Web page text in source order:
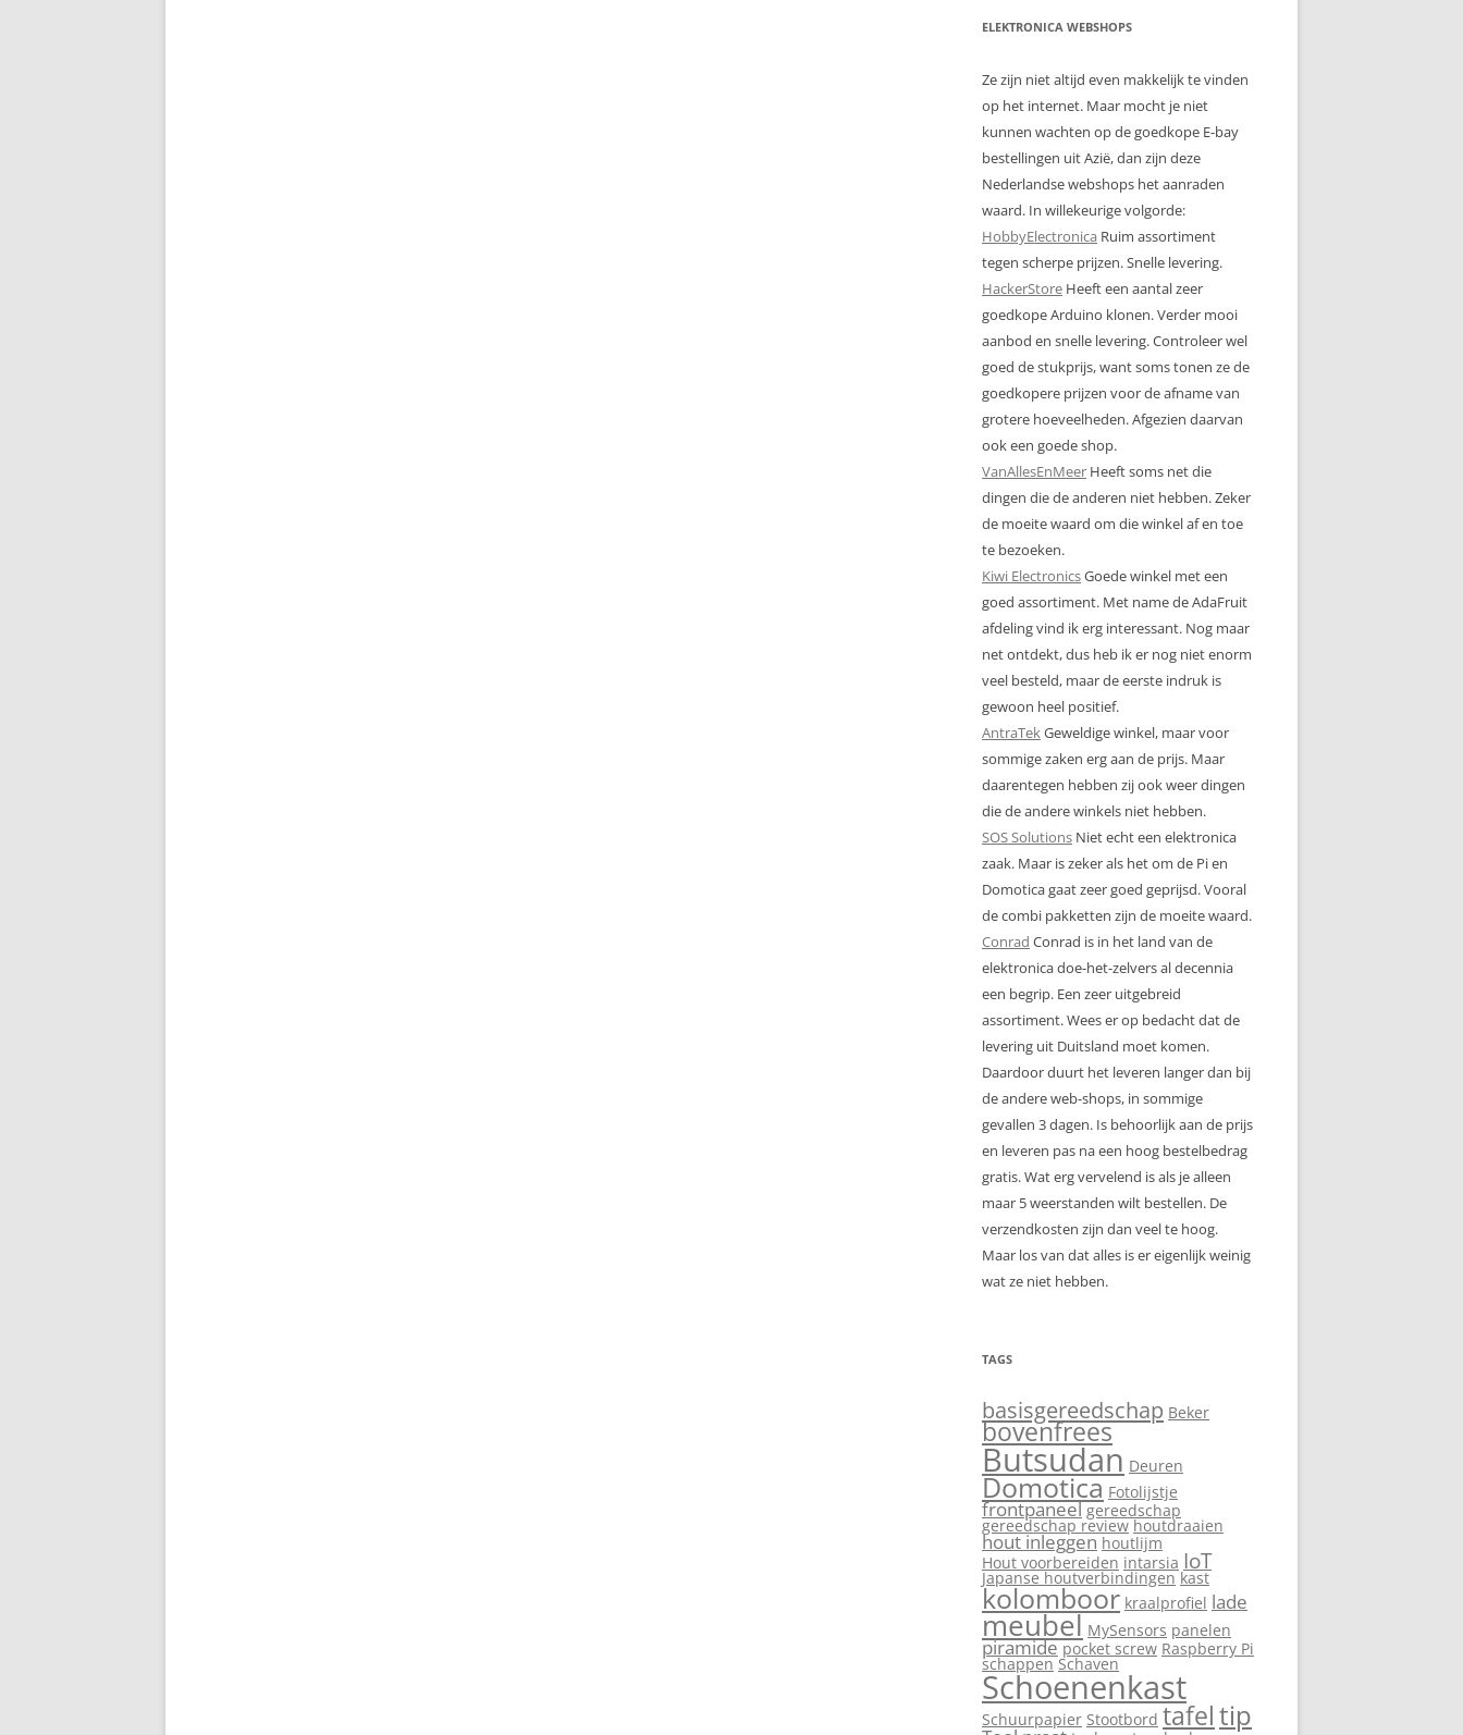
ELEKTRONICA WEBSHOPS
Ze zijn niet altijd even makkelijk te vinden
op het internet. Maar mocht je niet
kunnen wachten op de goedkope E-bay
bestellingen uit Azië, dan zijn deze
Nederlandse webshops het aanraden
waard. In willekeurige volgorde:
HobbyElectronica Ruim assortiment
tegen scherpe prijzen. Snelle levering.
HackerStore Heeft een aantal zeer
goedkope Arduino klonen. Verder mooi
aanbod en snelle levering. Controleer wel
goed de stukprijs, want soms tonen ze de
goedkopere prijzen voor de afname van
grotere hoeveelheden. Afgezien daarvan
ook een goede shop.
VanAllesEnMeer Heeft soms net die
dingen die de anderen niet hebben. Zeker
de moeite waard om die winkel af en toe
te bezoeken.
Kiwi ElectronicsGoede winkel met een
goed assortiment. Met name de AdaFruit
afdeling vind ik erg interessant. Nog maar
net ontdekt, dus heb ik er nog niet enorm
veel besteld, maar de eerste indruk is
gewoon heel positief.
AntraTekGeweldige winkel, maar voor
sommige zaken erg aan de prijs. Maar
daarentegen hebben zij ook weer dingen
die de andere winkels niet hebben.
SOS Solutions Niet echt een elektronica
zaak. Maar is zeker als het om de Pi en
Domotica gaat zeer goed geprijsd. Vooral
de combi pakketten zijn de moeite waard.
Conrad Conrad is in het land van de
elektronica doe-het-zelvers al decennia
een begrip. Een zeer uitgebreid
assortiment. Wees er op bedacht dat de
levering uit Duitsland moet komen.
Daardoor duurt het leveren langer dan bij
de andere web-shops, in sommige
gevallen 3 dagen. Is behoorlijk aan de prijs
en leveren pas na een hoog bestelbedrag
gratis. Wat erg vervelend is als je alleen
maar 5 weerstanden wilt bestellen. De
verzendkosten zijn dan veel te hoog.
Maar los van dat alles is er eigenlijk weinig
wat ze niet hebben.
TAGS
basisgereedschap Beker
bovenfrees
Butsudan Deuren
Domotica Fotolijstje
frontpaneel gereedschap
gereedschap review houtdraaien
hout inleggen houtlijm
Hout voorbereiden intarsia IoT
Japanse houtverbindingen kast
kolomboor kraalprofiel lade
meubel MySensors panelen
piramide pocket screw Raspberry Pi
schappen Schaven
Schoenenkast
Schuurpapier Stootbord tafeltip